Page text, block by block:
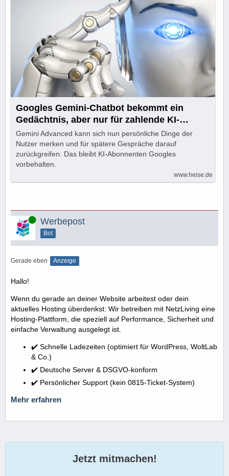
Googles Gemini-Chatbot bekommt ein
Gedächtnis, aber nur für zahlende KI-
Kunden
Gemini Advanced kann sich nun persönliche Dinge der
Nutzer merken und für spätere Gespräche darauf
zurückgreifen. Das bleibt KI-Abonnenten Googles
vorbehalten.
www.heise.de
Online Werbepost
Bot
Gerade eben Anzeige
Hallo!
Wenn du gerade an deiner Website arbeitest oder dein
aktuelles Hosting überdenkst: Wir betreiben mit NetzLiving eine
Hosting-Plattform, die speziell auf Performance, Sicherheit und
einfache Verwaltung ausgelegt ist.
✔️ Schnelle Ladezeiten (optimiert für WordPress, WoltLab
& Co.)
✔️ Deutsche Server & DSGVO-konform
✔️ Persönlicher Support (kein 0815-Ticket-System)
Mehr erfahren
Jetzt mitmachen!